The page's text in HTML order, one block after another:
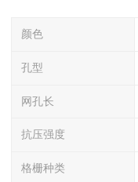
颜色
孔型
网孔长
抗压强度
格栅种类